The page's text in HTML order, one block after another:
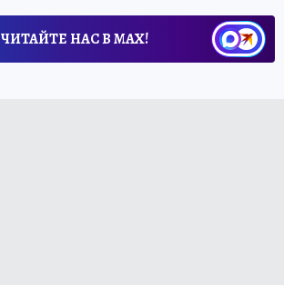
ЧИТАЙТЕ НАС В МАХ!